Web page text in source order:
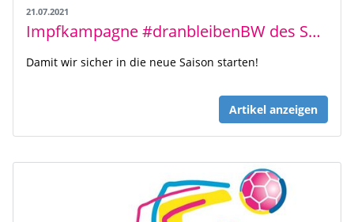
21.07.2021
Impfkampagne #dranbleibenBW des Sozialministeriums Baden-Württemberg
Damit wir sicher in die neue Saison starten!
Artikel anzeigen